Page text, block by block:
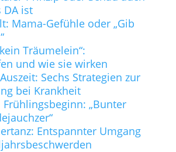
DA ist
Mama-Gefühle oder „Gib
Träumelein“:
und wie sie wirken
Sechs Strategien zur
bei Krankheit
Frühlingsbeginn: „Bunter
Entspannter Umgang